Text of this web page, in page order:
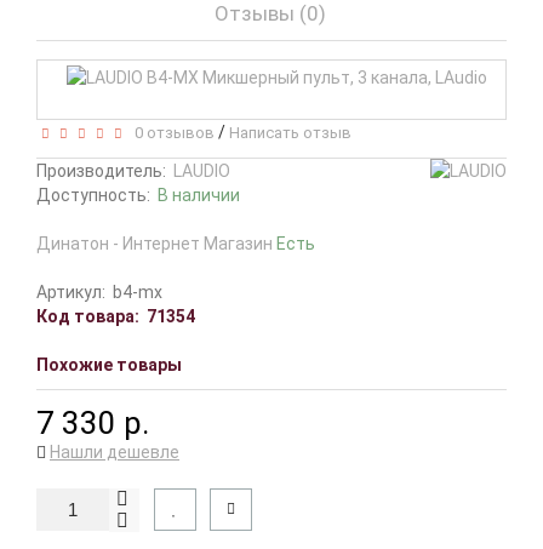
Отзывы (0)
0 отзывов / Написать отзыв
Производитель:
LAUDIO
Доступность: В наличии
Динатон - Интернет Магазин Есть
Артикул: b4-mx
Код товара: 71354
Похожие товары
7 330 р.
Нашли дешевле